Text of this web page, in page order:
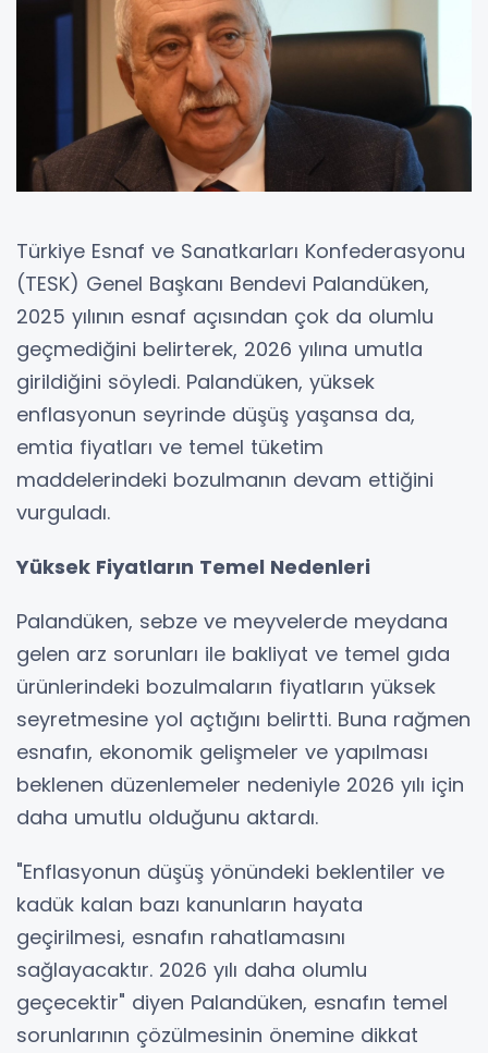
Türkiye Esnaf ve Sanatkarları Konfederasyonu
(TESK) Genel Başkanı Bendevi Palandüken,
2025 yılının esnaf açısından çok da olumlu
geçmediğini belirterek, 2026 yılına umutla
girildiğini söyledi. Palandüken, yüksek
enflasyonun seyrinde düşüş yaşansa da,
emtia fiyatları ve temel tüketim
maddelerindeki bozulmanın devam ettiğini
vurguladı.
Yüksek Fiyatların Temel Nedenleri
Palandüken, sebze ve meyvelerde meydana
gelen arz sorunları ile bakliyat ve temel gıda
ürünlerindeki bozulmaların fiyatların yüksek
seyretmesine yol açtığını belirtti. Buna rağmen
esnafın, ekonomik gelişmeler ve yapılması
beklenen düzenlemeler nedeniyle 2026 yılı için
daha umutlu olduğunu aktardı.
"Enflasyonun düşüş yönündeki beklentiler ve
kadük kalan bazı kanunların hayata
geçirilmesi, esnafın rahatlamasını
sağlayacaktır. 2026 yılı daha olumlu
geçecektir" diyen Palandüken, esnafın temel
sorunlarının çözülmesinin önemine dikkat